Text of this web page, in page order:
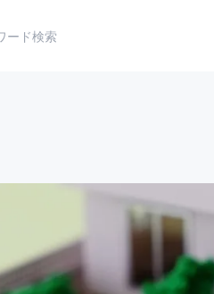
ノロジー・ガジェット